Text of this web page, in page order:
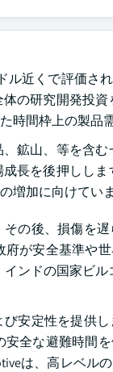
近くで評価さ
の研究開発投
間枠上の製品
鉱山、等を含
長を後押しし
増加に向けていま
の後、損傷を
が安全基準や
ンドの国家ビ
安定性を提供
全な避難時間
は、高レベ